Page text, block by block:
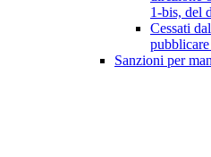
1-bis, del
Cessati
Sanzioni per